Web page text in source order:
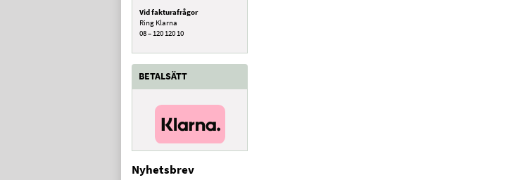
Vid fakturafrågor
Ring Klarna
08 – 120 120 10
BETALSÄTT
Nyhetsbrev